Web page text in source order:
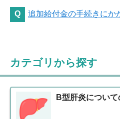
追加給付金の手続きにか
カテゴリから探す
B型肝炎について